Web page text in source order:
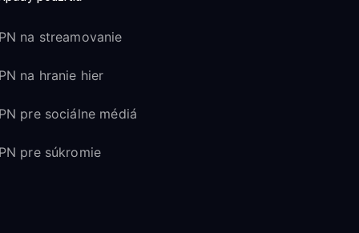
na streamovanie
na hranie hier
pre sociálne médiá
pre súkromie